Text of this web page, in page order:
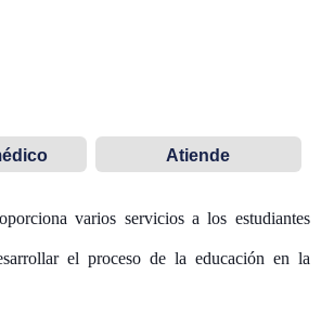
Atiende
varios servicios a los estudiantes
el proceso de la educación en la